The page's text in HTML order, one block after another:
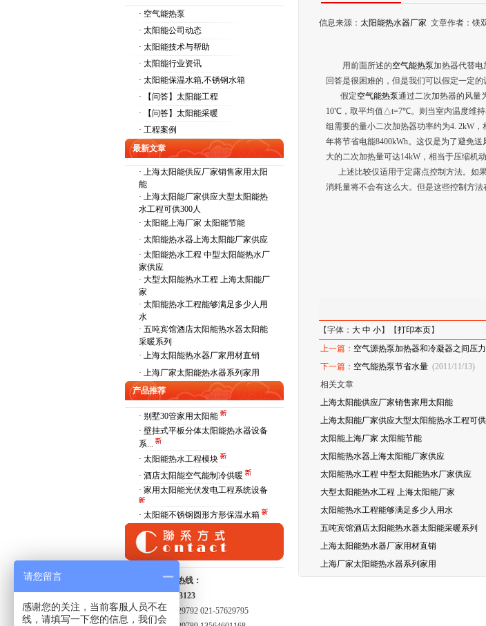
· 空气能热泵
· 太阳能公司动态
· 太阳能技术与帮助
· 太阳能行业资讯
· 太阳能保温水箱,不锈钢水箱
· 【问答】太阳能工程
· 【问答】太阳能采暖
· 工程案例
最新文章
· 上海太阳能供应厂家销售家用太阳
能
· 上海太阳能厂家供应大型太阳能热
水工程可供300人
· 太阳能上海厂家 太阳能节能
· 太阳能热水器上海太阳能厂家供应
· 太阳能热水工程 中型太阳能热水厂
家供应
· 大型太阳能热水工程 上海太阳能厂
家
· 太阳能热水工程能够满足多少人用
水
· 五吨宾馆酒店太阳能热水器太阳能
采暖系列
· 上海太阳能热水器厂家用材直销
· 上海厂家太阳能热水器系列家用
产品推荐
· 别墅30管家用太阳能
· 壁挂式平板分体太阳能热水器设备
系...
· 太阳能热水工程模块
· 酒店太阳能空气能制冷供暖
· 家用太阳能光伏发电工程系统设备
· 太阳能不锈钢圆形方形保温水箱
全国服务热线：
15821413123
021-57629792 021-57629795
信息来源： 太阳能热水器厂家 文章作者：镁
用前面所述的空气能热泵加热器代替电
回答是很困难的，但是我们可以假定一定的
假定空气能热泵通过二次加热器的风量
10℃，取平均值△t=7℃。则当室内温度维
组需要的量小二次加热器功率约为4. 2kW
年将节省电能8400kWh。这仅是为了避免
大的二次加热量可达14kW，相当于压缩机
上述比较仅适用于定露点控制方法。如
消耗量将不会有这么大。但是这些控制方法
【字体： 大 中 小】【打印本页】
上一篇： 空气源热泵加热器和冷凝器之间压
下一篇： 空气能热泵节省水量 (2011/11/13)
相关文章
上海太阳能供应厂家销售家用太阳能
上海太阳能厂家供应大型太阳能热水工程可供
太阳能上海厂家 太阳能节能
太阳能热水器上海太阳能厂家供应
太阳能热水工程 中型太阳能热水厂家供应
大型太阳能热水工程 上海太阳能厂家
太阳能热水工程能够满足多少人用水
五吨宾馆酒店太阳能热水器太阳能采暖系列
上海太阳能热水器厂家用材直销
上海厂家太阳能热水器系列家用
请您留言
感谢您的关注，当前客服人员不在
线，请填写一下您的信息，我们会